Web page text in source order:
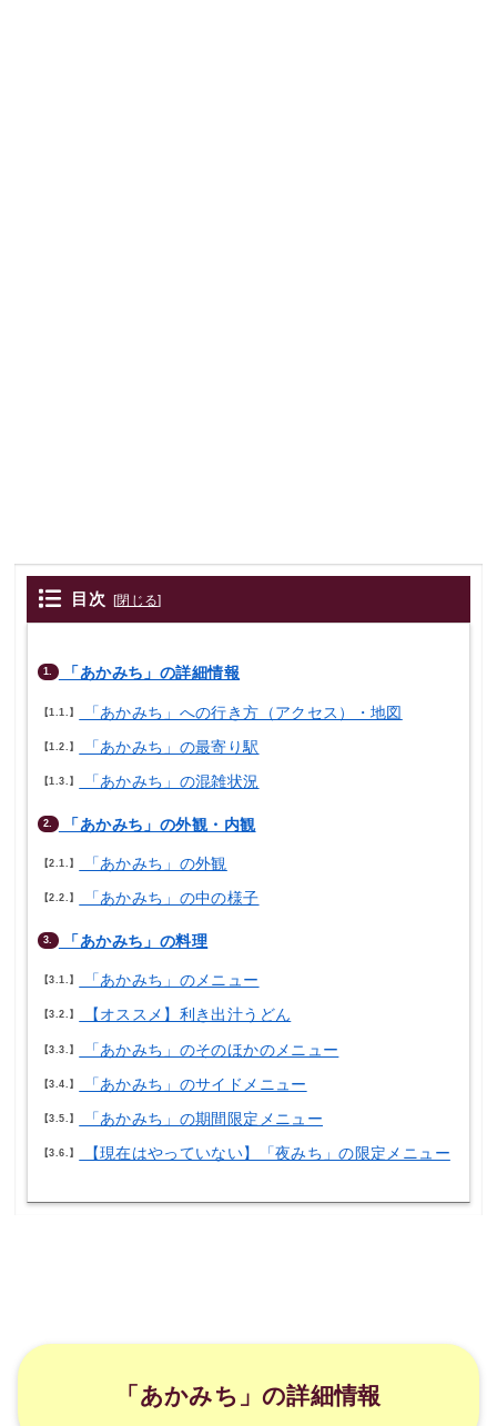
目次 [閉じる]
1. 「あかみち」の詳細情報
1.1. 「あかみち」への行き方（アクセス）・地図
1.2. 「あかみち」の最寄り駅
1.3. 「あかみち」の混雑状況
2. 「あかみち」の外観・内観
2.1. 「あかみち」の外観
2.2. 「あかみち」の中の様子
3. 「あかみち」の料理
3.1. 「あかみち」のメニュー
3.2. 【オススメ】利き出汁うどん
3.3. 「あかみち」のそのほかのメニュー
3.4. 「あかみち」のサイドメニュー
3.5. 「あかみち」の期間限定メニュー
3.6. 【現在はやっていない】「夜みち」の限定メニュー
「あかみち」の詳細情報